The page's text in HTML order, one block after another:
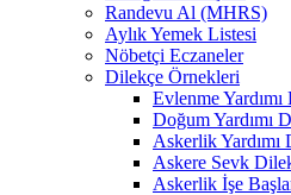
Randevu Al (MHRS)
Aylık Yemek Listesi
Nöbetçi Eczaneler
Dilekçe Örnekleri
Evlenme
Doğum Yardımı
Askerlik Yardımı
Askere Sevk
Askerlik İşe